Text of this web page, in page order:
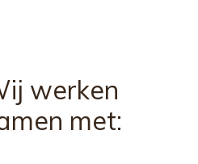
werken
met: